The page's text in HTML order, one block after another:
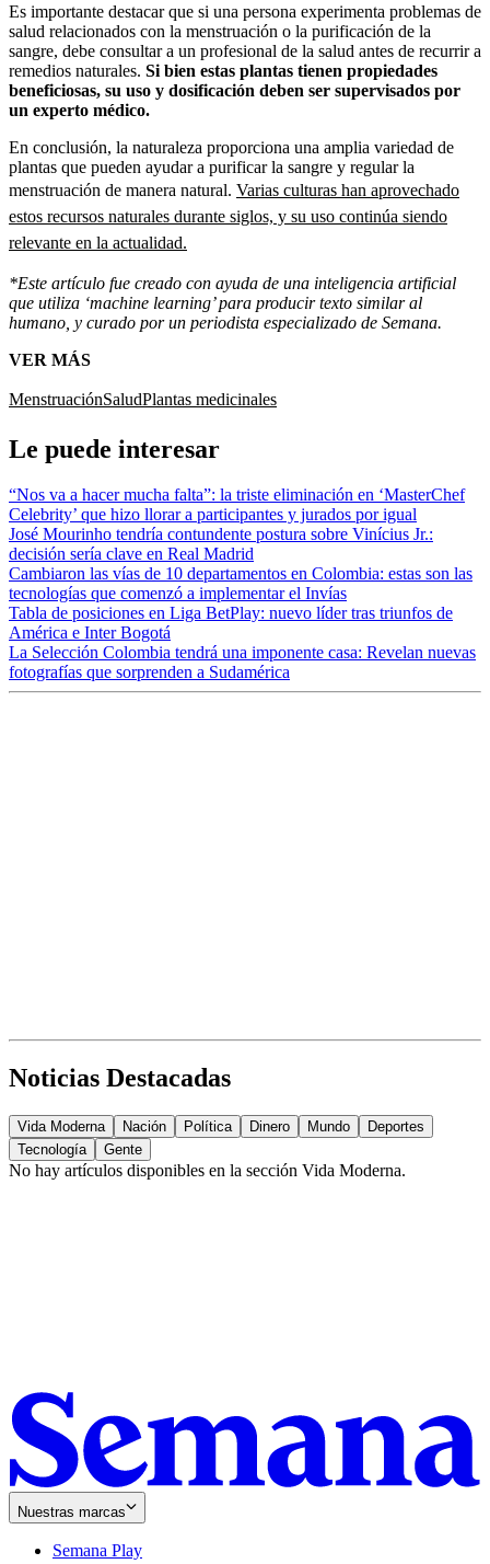
Es importante destacar que si una persona experimenta problemas de
salud relacionados con la menstruación o la purificación de la
sangre, debe consultar a un profesional de la salud antes de recurrir a
remedios naturales. Si bien estas plantas tienen propiedades
beneficiosas, su uso y dosificación deben ser supervisados por
un experto médico.
En conclusión, la naturaleza proporciona una amplia variedad de
plantas que pueden ayudar a purificar la sangre y regular la
menstruación de manera natural. Varias culturas han aprovechado
estos recursos naturales durante siglos, y su uso continúa siendo
relevante en la actualidad.
*Este artículo fue creado con ayuda de una inteligencia artificial
que utiliza ‘machine learning’ para producir texto similar al
humano, y curado por un periodista especializado de Semana.
VER MÁS
MenstruaciónSaludPlantas medicinales
Le puede interesar
“Nos va a hacer mucha falta”: la triste eliminación en ‘MasterChef
Celebrity’ que hizo llorar a participantes y jurados por igual
José Mourinho tendría contundente postura sobre Vinícius Jr.:
decisión sería clave en Real Madrid
Cambiaron las vías de 10 departamentos en Colombia: estas son las
tecnologías que comenzó a implementar el Invías
Tabla de posiciones en Liga BetPlay: nuevo líder tras triunfos de
América e Inter Bogotá
La Selección Colombia tendrá una imponente casa: Revelan nuevas
fotografías que sorprenden a Sudamérica
Noticias Destacadas
Vida Moderna Nación Política Dinero Mundo
Deportes
Tecnología
Gente
No hay artículos disponibles en la sección Vida Moderna.
Nuestras marcas
Semana Play